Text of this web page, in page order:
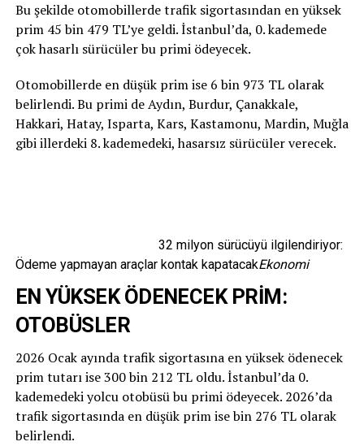
Bu şekilde otomobillerde trafik sigortasından en yüksek
prim 45 bin 479 TL’ye geldi. İstanbul’da, 0. kademede
çok hasarlı sürücüler bu primi ödeyecek.
Otomobillerde en düşük prim ise 6 bin 973 TL olarak
belirlendi. Bu primi de Aydın, Burdur, Çanakkale,
Hakkari, Hatay, Isparta, Kars, Kastamonu, Mardin, Muğla
gibi illerdeki 8. kademedeki, hasarsız sürücüler verecek.
32 milyon sürücüyü ilgilendiriyor:
Ödeme yapmayan araçlar kontak kapatacakEkonomi
EN YÜKSEK ÖDENECEK PRİM:
OTOBÜSLER
2026 Ocak ayında trafik sigortasına en yüksek ödenecek
prim tutarı ise 300 bin 212 TL oldu. İstanbul’da 0.
kademedeki yolcu otobüsü bu primi ödeyecek. 2026’da
trafik sigortasında en düşük prim ise bin 276 TL olarak
belirlendi.